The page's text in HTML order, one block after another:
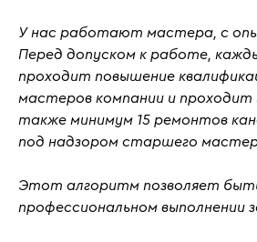
У нас работают мастера, с
Перед допуском к работе,
проходит повышение
мастеров компании и проходит
также минимум 15 ремонтов
под надзором старшего
Этот алгоритм позволяет
профессиональном выполнении